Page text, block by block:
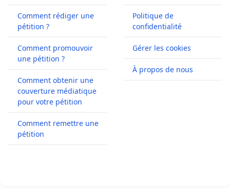
Comment rédiger une
pétition ?
Comment promouvoir
une pétition ?
Comment obtenir une
couverture médiatique
pour votre pétition
Comment remettre une
pétition
Politique de
confidentialité
Gérer les cookies
À propos de nous